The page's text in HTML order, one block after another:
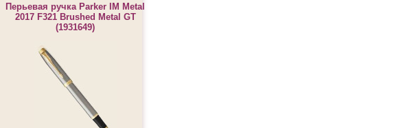
Перьевая ручка Parker IM Metal
2017 F321 Brushed Metal GT
(1931649)